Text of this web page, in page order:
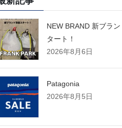
NEW BRAND 新ブラン
タート！
2026年8月6日
Patagonia
2026年8月5日